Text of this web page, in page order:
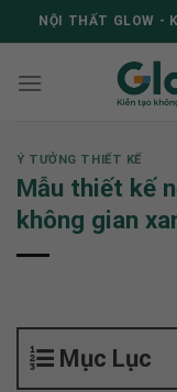
to
NỘI THẤT GLOW -
Ý TƯỞNG THIẾT KẾ
Mẫu thiết kế
không gian
Mục Lục